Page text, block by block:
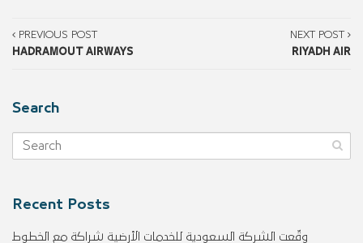
PREVIOUS POST
HADRAMOUT AIRWAYS
NEXT POST
RIYADH AIR
Search
Recent Posts
وقّعت الشركة السعودية للخدمات الأرضية شراكة مع الخطوط